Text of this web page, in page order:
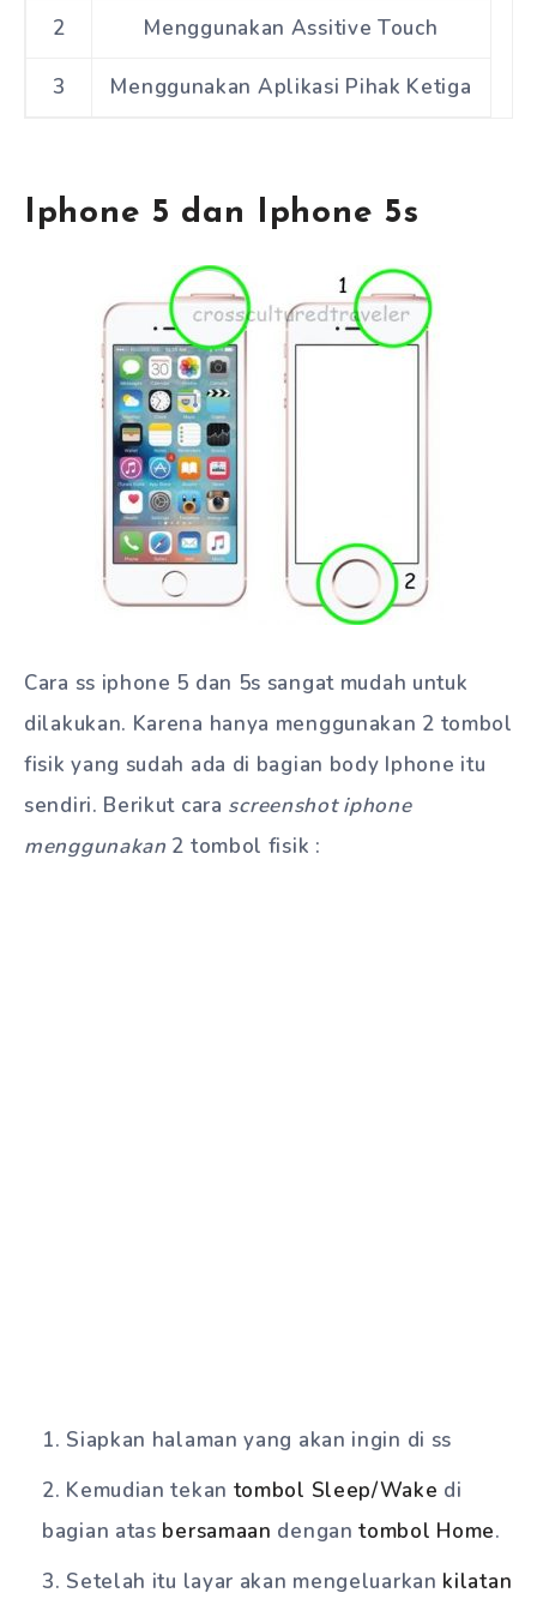
2 Menggunakan Assitive Touch
3 Menggunakan Aplikasi Pihak Ketiga
Iphone 5 dan Iphone 5s
Cara ss iphone 5 dan 5s sangat mudah untuk
dilakukan. Karena hanya menggunakan 2 tombol
fisik yang sudah ada di bagian body Iphone itu
sendiri. Berikut cara screenshot iphone
menggunakan 2 tombol fisik :
Siapkan halaman yang akan ingin di ss
Kemudian tekan tombol Sleep/Wake di
bagian atas bersamaan dengantombol Home.
Setelah itu layar akan mengeluarkan kilatan